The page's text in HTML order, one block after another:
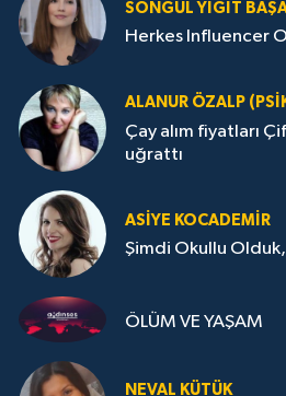
SONGÜL YIĞIT
Herkes Influencer
ALANUR ÖZALP
Çay alım fiyatları
uğrattı
ASIYE KOCADEMİR
Şimdi Okullu Olduk,
ÖLÜM VE YAŞAM
NEVAL KÜTÜK